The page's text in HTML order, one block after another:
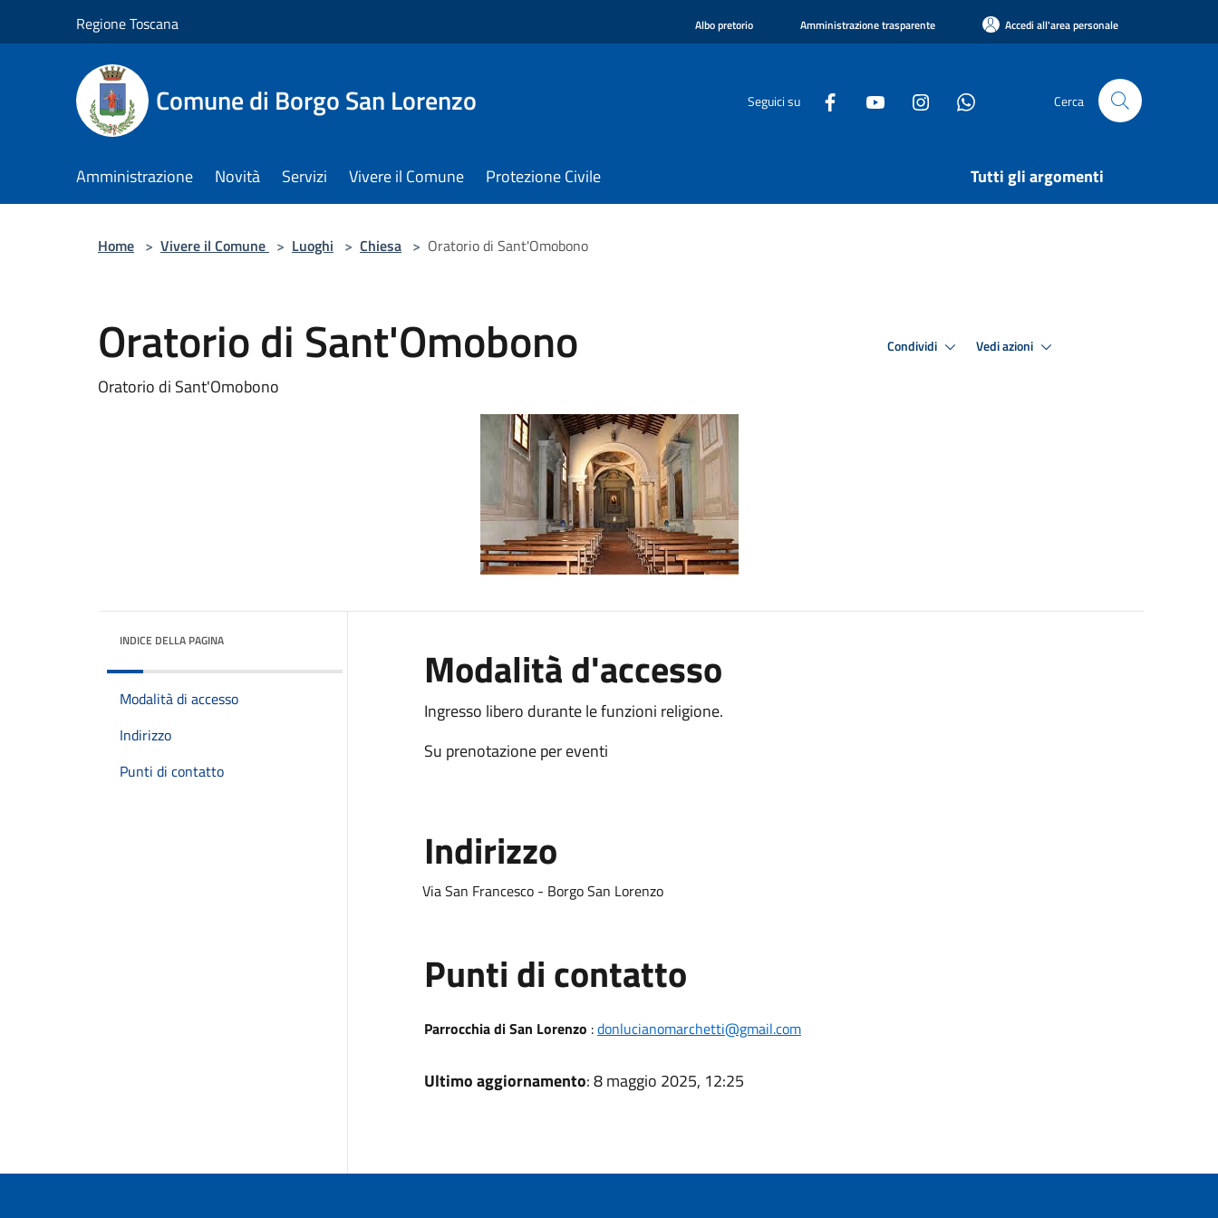
Regione Toscana Albo pretorio Amministrazione trasparente Accedi all'area personale
Comune di Borgo San Lorenzo Seguici su Cerca
Amministrazione Novità Servizi Vivere il Comune Protezione Civile Tutti gli argomenti
Home > Vivere il Comune > Luoghi > Chiesa > Oratorio di Sant'Omobono
Oratorio di Sant'Omobono
Oratorio di Sant'Omobono
Condividi Vedi azioni
INDICE DELLA PAGINA
Modalità di accesso
Indirizzo
Punti di contatto
Modalità d'accesso
Ingresso libero durante le funzioni religione.
Su prenotazione per eventi
Indirizzo
Via San Francesco - Borgo San Lorenzo
Punti di contatto
Parrocchia di San Lorenzo :donlucianomarchetti@gmail.com
Ultimo aggiornamento: 8 maggio 2025, 12:25